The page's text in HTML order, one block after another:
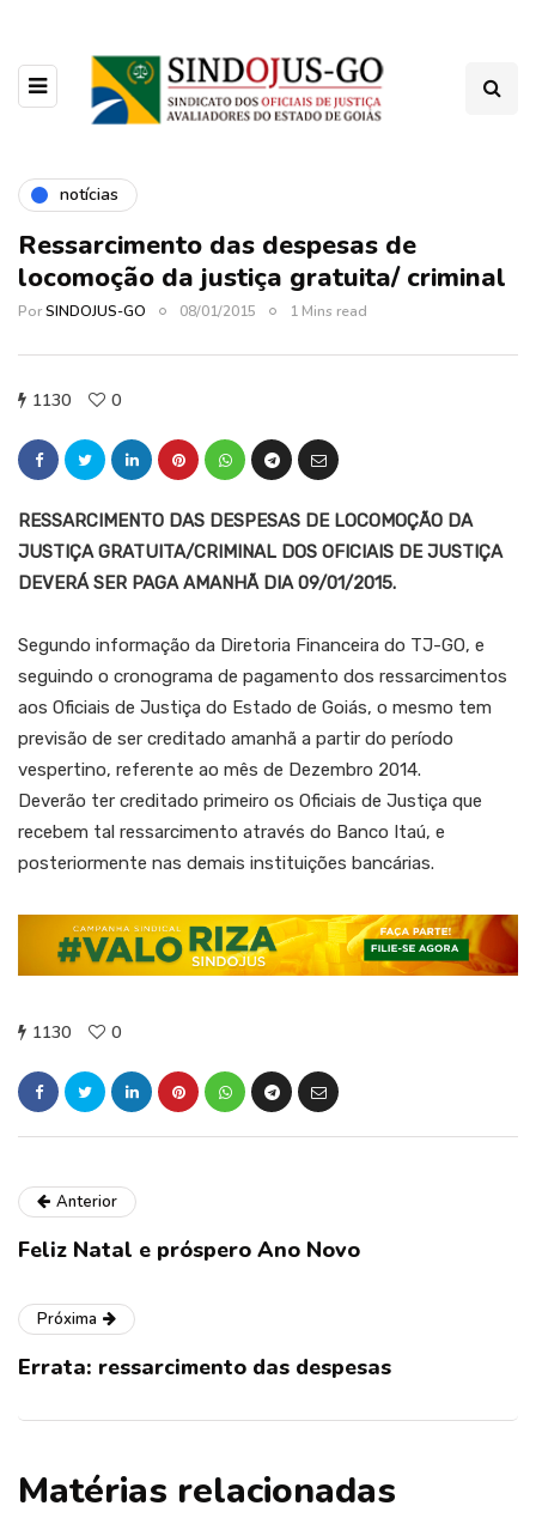
notícias
Ressarcimento das despesas de
locomoção da justiça gratuita/ criminal
PorSINDOJUS-GO 08/01/2015 1 Mins read
1130 0
RESSARCIMENTO DAS DESPESAS DE LOCOMOÇÃO DA
JUSTIÇA GRATUITA/CRIMINAL DOS OFICIAIS DE JUSTIÇA
DEVERÁ SER PAGA AMANHÃ DIA 09/01/2015.
Segundo informação da Diretoria Financeira do TJ-GO, e
seguindo o cronograma de pagamento dos ressarcimentos
aos Oficiais de Justiça do Estado de Goiás, o mesmo tem
previsão de ser creditado amanhã a partir do período
vespertino, referente ao mês de Dezembro 2014.
Deverão ter creditado primeiro os Oficiais de Justiça que
recebem tal ressarcimento através do Banco Itaú, e
posteriormente nas demais instituições bancárias.
1130 0
Anterior
Feliz Natal e próspero Ano Novo
Próxima
Errata: ressarcimento das despesas
Matérias relacionadas